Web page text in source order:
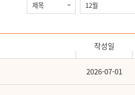
작성일
2026-07-01